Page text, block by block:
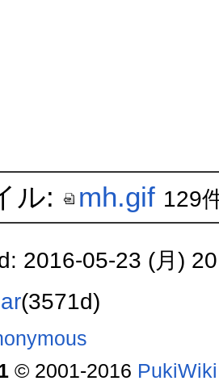
ル: mh.gif 129
2016-05-23 (月)
(3571d)
© 2001-2016